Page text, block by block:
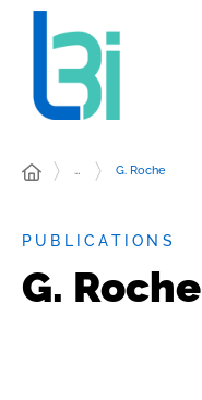
… G. Roche
PUBLICATIONS
G. Roche